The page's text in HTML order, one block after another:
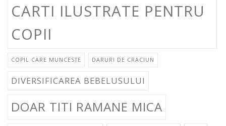
CARTI ILUSTRATE PENTRU
COPII
COPIL CARE MUNCESTE DARURI DE CRACIUN
DIVERSIFICAREA BEBELUSULUI
DOAR TITI RAMANE MICA